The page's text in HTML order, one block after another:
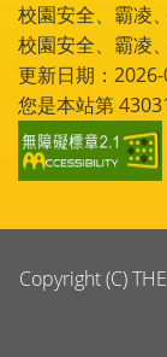
校園安全、霸凌
校園安全、霸凌
更新日期：
您是本站第
Copyright (C)